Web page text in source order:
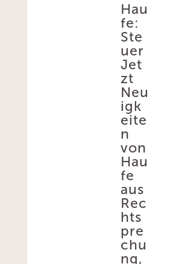
Hau
fe:
Ste
uer
Jet
zt
Neu
igk
eite
n
von
Hau
fe
aus
Rec
hts
pre
chu
ng,